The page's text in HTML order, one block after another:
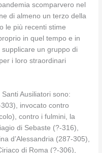
scomparvero nel
di almeno un terzo della
le più recenti stime
in quel tempo e in
un gruppo di
i loro straordinari
Ausiliatori sono:
invocato contro
contro i fulmini, la
di Sebaste (?-316),
d’Alessandria (287-305),
di Roma (?-306),